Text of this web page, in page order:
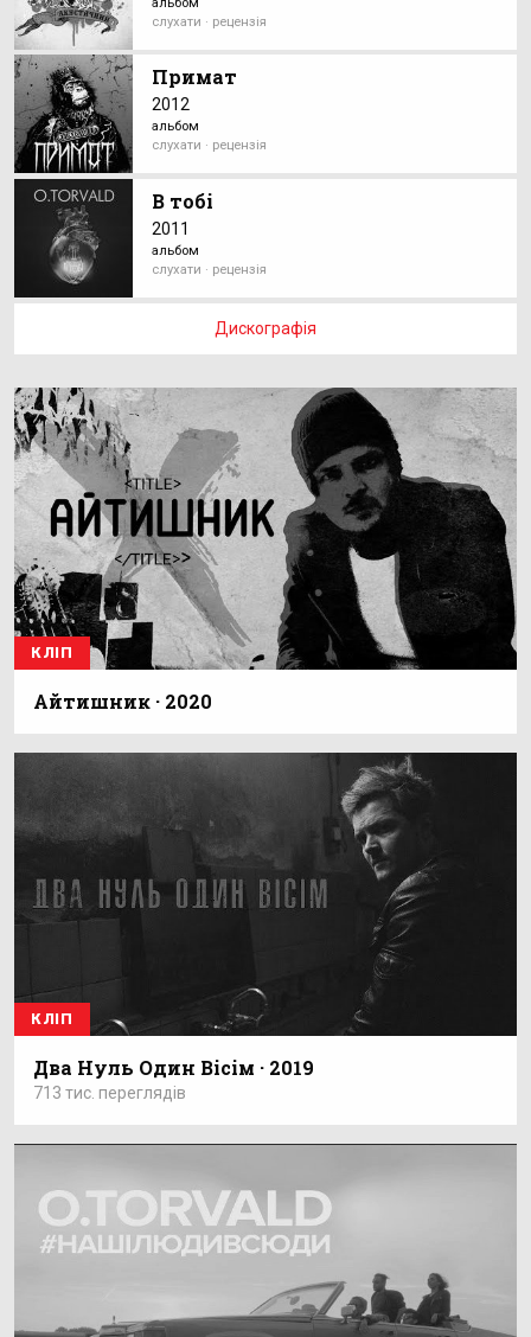
слухати · рецензія
Примат
2012
альбом
слухати · рецензія
В тобі
2011
альбом
слухати · рецензія
Дискографія
КЛІП
Айтишник · 2020
КЛІП
Два Нуль Один Вісім · 2019
713 тис. переглядів